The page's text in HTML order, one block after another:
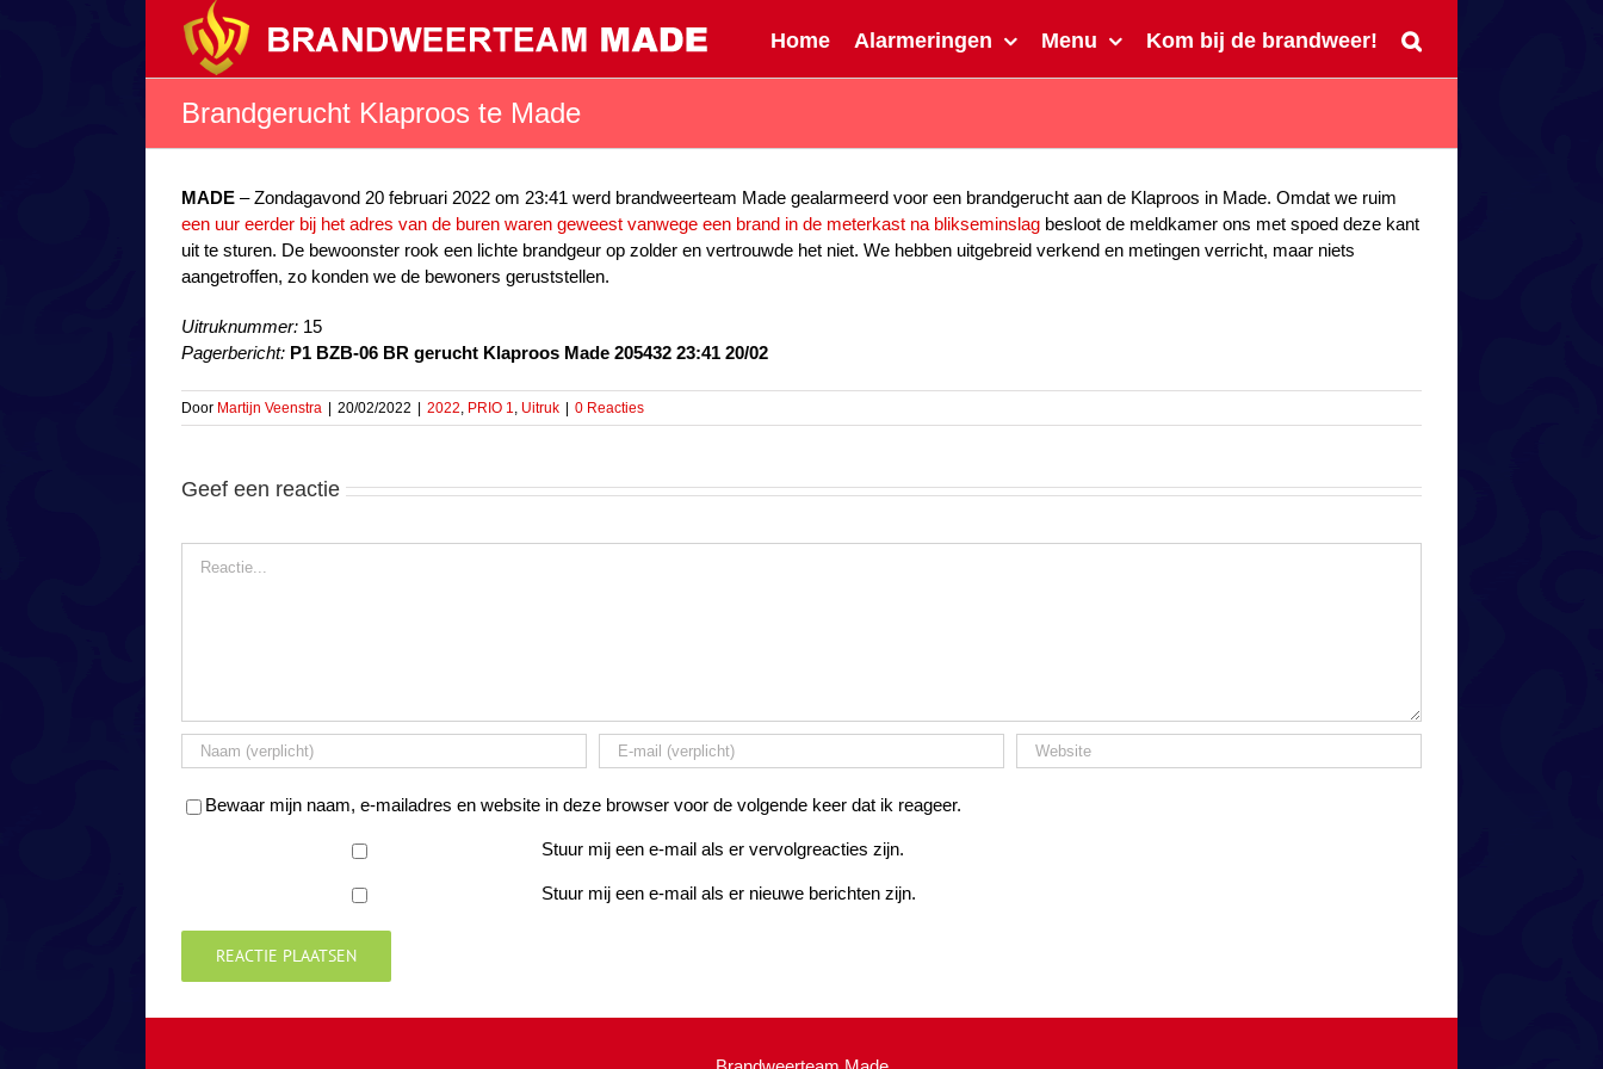
Home Alarmeringen Menu Kom bij de brandweer!
Brandgerucht Klaproos te Made
MADE – Zondagavond 20 februari 2022 om 23:41 werd brandweerteam Made gealarmeerd voor een brandgerucht aan de Klaproos in Made. Omdat we ruim
een uur eerder bij het adres van de buren waren geweest vanwege een brand in de meterkast na blikseminslag besloot de meldkamer ons met spoed deze kant
uit te sturen. De bewoonster rook een lichte brandgeur op zolder en vertrouwde het niet. We hebben uitgebreid verkend en metingen verricht, maar niets
aangetroffen, zo konden we de bewoners geruststellen.
Uitruknummer: 15
Pagerbericht: P1 BZB-06 BR gerucht Klaproos Made 205432 23:41 20/02
Door Martijn Veenstra 20/02/2022 2022, PRIO 1, Uitruk 0 Reacties
Geef een reactie
Bewaar mijn naam, e-mailadres en website in deze browser voor de volgende keer dat ik reageer.
Stuur mij een e-mail als er vervolgreacties zijn.
Stuur mij een e-mail als er nieuwe berichten zijn.